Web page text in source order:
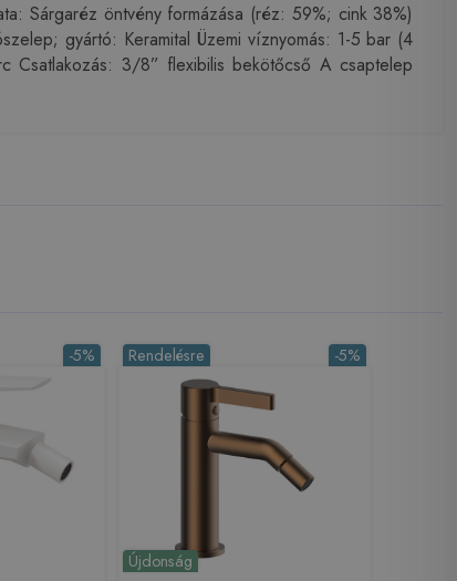
Sárgaréz öntvény formázása (réz: 59%; cink 38%)
gyártó: Keramital Üzemi víznyomás: 1-5 bar (4
Csatlakozás: 3/8” flexibilis bekötőcső A csaptelep
-5%
Újdonság
-5%
Rendelésre